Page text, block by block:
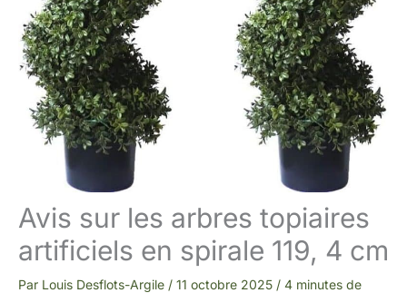
Avis sur les arbres topiaires
artificiels en spirale 119, 4 cm
Par Louis Desflots-Argile / 11 octobre 2025 / 4 minutes de